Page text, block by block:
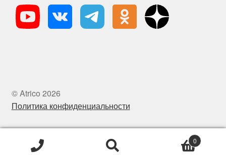
© Atrico 2026
Политика конфиденциальности
0